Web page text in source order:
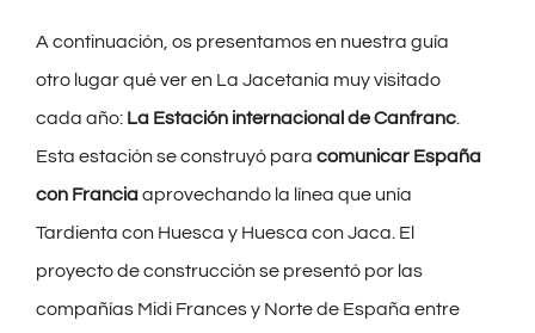
A continuación, os presentamos en nuestra guía
otro lugar qué ver en La Jacetania muy visitado
cada año: La Estación internacional de Canfranc.
Esta estación se construyó para comunicar España
con Franciaaprovechando la línea que unía
Tardienta con Huesca y Huesca con Jaca. El
proyecto de construcción se presentó por las
compañías Midi Frances y Norte de España entre